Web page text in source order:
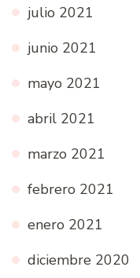
julio 2021
junio 2021
mayo 2021
abril 2021
marzo 2021
febrero 2021
enero 2021
diciembre 2020